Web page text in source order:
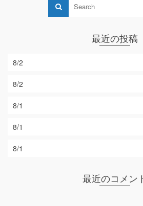
最近の投稿
8/2
8/2
8/1
8/1
8/1
最近のコメン